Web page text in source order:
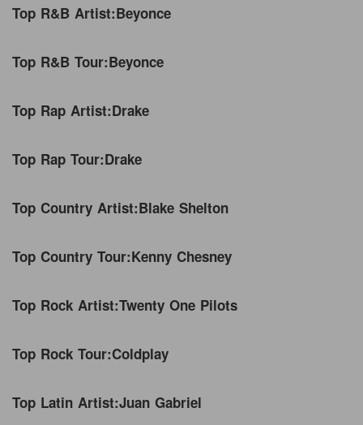
Top R&B Artist:Beyonce
Top R&B Tour:Beyonce
Top Rap Artist:Drake
Top Rap Tour:Drake
Top Country Artist:Blake Shelton
Top Country Tour:Kenny Chesney
Top Rock Artist:Twenty One Pilots
Top Rock Tour:Coldplay
Top Latin Artist:Juan Gabriel